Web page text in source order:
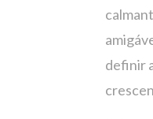
definir